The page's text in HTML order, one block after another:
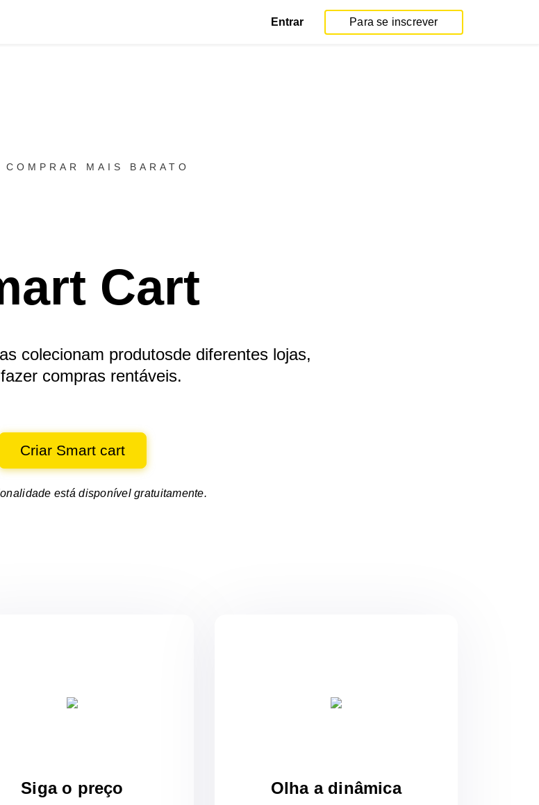
Entrar Para se inscrever
COMPRAR MAIS BARATO
Cart
colecionam produtosde diferentes lojas,
compras rentáveis.
Criar Smart cart
está disponível gratuitamente.
Siga o preço Olha a dinâmica